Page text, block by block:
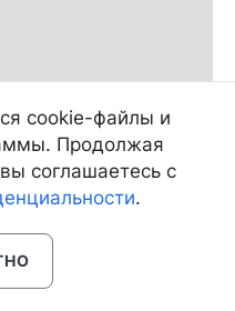
Северобайкальске
военные, в
Не остались в
ИА «Восток-
cookie-файлы и
Продолжая
соглашаетесь с
.